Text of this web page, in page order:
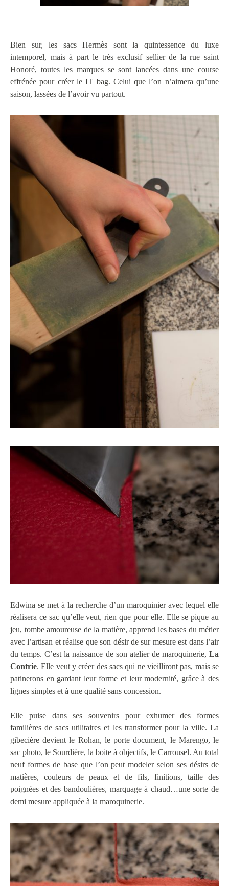
Bien sur, les sacs Hermès sont la quintessence du luxe
intemporel, mais à part le très exclusif sellier de la rue saint
Honoré, toutes les marques se sont lancées dans une course
effrénée pour créer le IT bag. Celui que l’on n’aimera qu’une
saison, lassées de l’avoir vu partout.
Edwina se met à la recherche d’un maroquinier avec lequel elle
réalisera ce sac qu’elle veut, rien que pour elle. Elle se pique au
jeu, tombe amoureuse de la matière, apprend les bases du métier
avec l’artisan et réalise que son désir de sur mesure est dans l’air
du temps. C’est la naissance de son atelier de maroquinerie, La
Contrie. Elle veut y créer des sacs qui ne vieilliront pas, mais se
patinerons en gardant leur forme et leur modernité, grâce à des
lignes simples et à une qualité sans concession.
Elle puise dans ses souvenirs pour exhumer des formes
familières de sacs utilitaires et les transformer pour la ville. La
gibecière devient le Rohan, le porte document, le Marengo, le
sac photo, le Sourdière, la boite à objectifs, le Carrousel. Au total
neuf formes de base que l’on peut modeler selon ses désirs de
matières, couleurs de peaux et de fils, finitions, taille des
poignées et des bandoulières, marquage à chaud…une sorte de
demi mesure appliquée à la maroquinerie.